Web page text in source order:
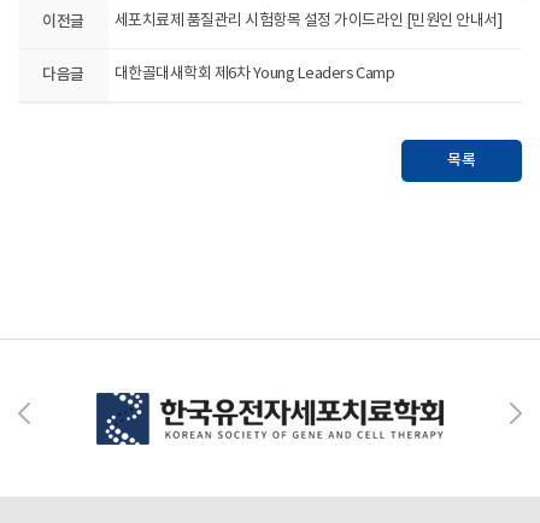
이전글 세포치료제 품질관리 시험항목 설정 가이드라인 [민원인 안내서]
다음글 대한골대새학회 제6차 Young Leaders Camp
목록